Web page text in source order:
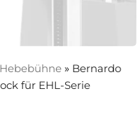
Hebebühne » Bernardo
für EHL-Serie